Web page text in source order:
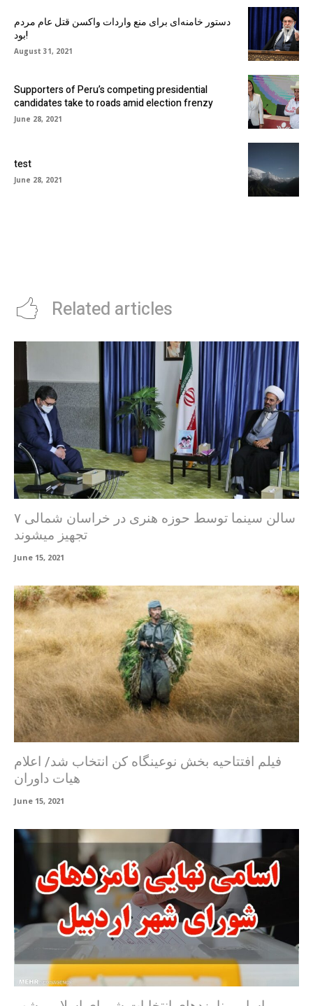
دستور خامنه‌ای برای منع واردات واکسن قتل عام مردم
بود!
August 31, 2021
Supporters of Peru’s competing presidential
candidates take to roads amid election frenzy
June 28, 2021
test
June 28, 2021
Related articles
۷ سالن سینما توسط حوزه هنری در خراسان شمالی
تجهیز میشوند
June 15, 2021
فیلم افتتاحیه بخش نوعینگاه کن انتخاب شد/ اعلام
هیات داوران
June 15, 2021